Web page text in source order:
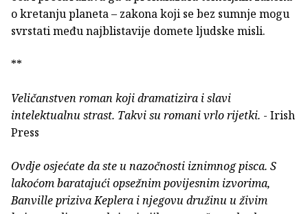
o kretanju planeta – zakona koji se bez sumnje mogu
svrstati među najblistavije domete ljudske misli.
**
Veličanstven roman koji dramatizira i slavi
intelektualnu strast. Takvi su romani vrlo rijetki. - Irish
Press
Ovdje osjećate da ste u nazočnosti iznimnog pisca. S
lakoćom baratajući opsežnim povijesnim izvorima,
Banville priziva Keplera i njegovu družinu u živim